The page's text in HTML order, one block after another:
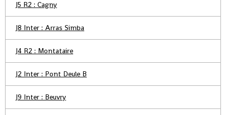
J5 R2 : Cagny
J8 Inter : Arras Simba
J4 R2 : Montataire
J2 Inter : Pont Deule B
J9 Inter : Beuvry